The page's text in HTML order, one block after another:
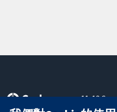
11-13
Square